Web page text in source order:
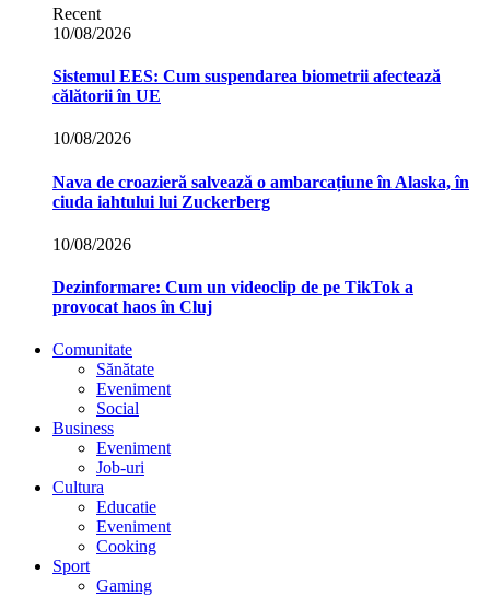
Recent
10/08/2026
Sistemul EES: Cum suspendarea biometrii afectează
călătorii în UE
10/08/2026
Nava de croazieră salvează o ambarcațiune în Alaska, în
ciuda iahtului lui Zuckerberg
10/08/2026
Dezinformare: Cum un videoclip de pe TikTok a
provocat haos în Cluj
Comunitate
Sănătate
Eveniment
Social
Business
Eveniment
Job-uri
Cultura
Educatie
Eveniment
Cooking
Sport
Gaming